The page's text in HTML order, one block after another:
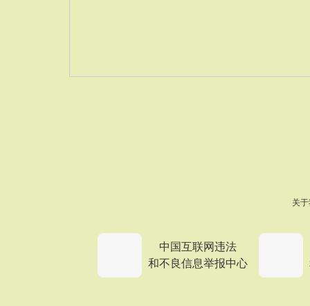
关
中国互联网违法
和不良信息举报中心